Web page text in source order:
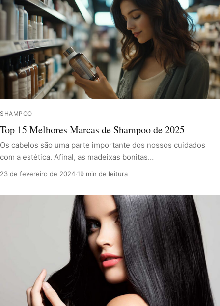
SHAMPOO
Top 15 Melhores Marcas de Shampoo de 2025
Os cabelos são uma parte importante dos nossos cuidados
com a estética. Afinal, as madeixas bonitas…
23 de fevereiro de 2024·19 min de leitura